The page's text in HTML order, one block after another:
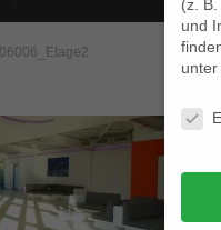
06006_Etage2
(z.
und
unter